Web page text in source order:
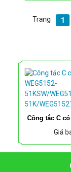
Trang 1
Công tắc C
Giá